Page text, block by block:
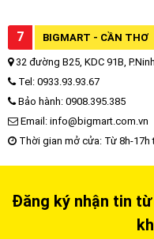
7 BIGMART - CẦN THƠ
32 đường B25, KDC 91B,
Tel: 0933.93.93.67
Bảo hành: 0908.395.385
Email: info@bigmart.com.vn
Thời gian mở cửa: Từ 8h-
Đăng ký nhận tin